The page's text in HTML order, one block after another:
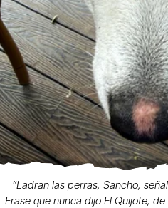
“Ladran las perras, Sancho,
Frase que nunca dijo El Quijote,